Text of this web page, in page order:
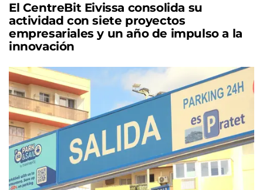
El CentreBit Eivissa consolida su
actividad con siete proyectos
empresariales y un año de impulso a la
innovación